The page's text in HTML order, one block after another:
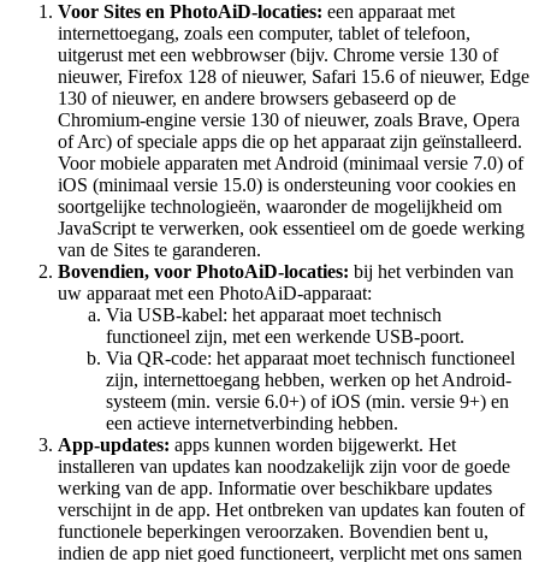
Voor Sites en PhotoAiD-locaties: een apparaat met
internettoegang, zoals een computer, tablet of telefoon,
uitgerust met een webbrowser (bijv. Chrome versie 130 of
nieuwer, Firefox 128 of nieuwer, Safari 15.6 of nieuwer, Edge
130 of nieuwer, en andere browsers gebaseerd op de
Chromium-engine versie 130 of nieuwer, zoals Brave, Opera
of Arc) of speciale apps die op het apparaat zijn geïnstalleerd.
Voor mobiele apparaten met Android (minimaal versie 7.0) of
iOS (minimaal versie 15.0) is ondersteuning voor cookies en
soortgelijke technologieën, waaronder de mogelijkheid om
JavaScript te verwerken, ook essentieel om de goede werking
van de Sites te garanderen.
Bovendien, voor PhotoAiD-locaties: bij het verbinden van
uw apparaat met een PhotoAiD-apparaat:
Via USB-kabel: het apparaat moet technisch
functioneel zijn, met een werkende USB-poort.
Via QR-code: het apparaat moet technisch functioneel
zijn, internettoegang hebben, werken op het Android-
systeem (min. versie 6.0+) of iOS (min. versie 9+) en
een actieve internetverbinding hebben.
App-updates: apps kunnen worden bijgewerkt. Het
installeren van updates kan noodzakelijk zijn voor de goede
werking van de app. Informatie over beschikbare updates
verschijnt in de app. Het ontbreken van updates kan fouten of
functionele beperkingen veroorzaken. Bovendien bent u,
indien de app niet goed functioneert, verplicht met ons samen